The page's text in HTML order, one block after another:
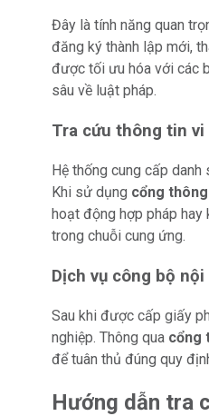
Đây là tính năng quan
đăng ký thành lập mới,
được tối ưu hóa với các
sâu về luật pháp.
Tra cứu thông tin
Hệ thống cung cấp
Khi sử dụng cổng
hoạt động hợp pháp hay
trong chuỗi cung ứng.
Dịch vụ công bộ
Sau khi được cấp giấy
nghiệp. Thông qua cổng
để tuân thủ đúng quy
Hướng dẫn tra